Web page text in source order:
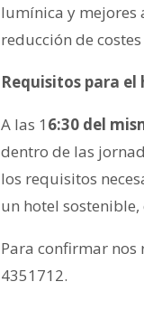
lumínica y mejores
reducción de
Requisitos para
A las 1 6:30 del
dentro de las
los requisitos
un hotel
Para confirmar nos
4351712.